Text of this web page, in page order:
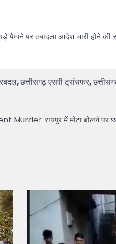
पैमाने पर तबादला आदेश जारी होने की
,छत्तीसगढ़ एसपी ट्रांसफर,
Murder: रायपुर में मोटा बोलने पर